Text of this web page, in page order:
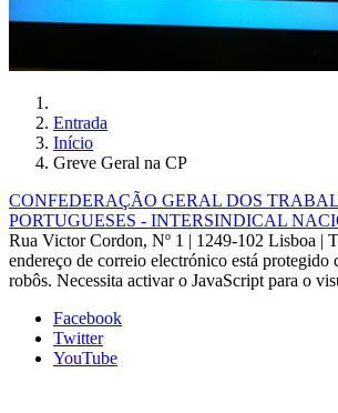
Entrada
Início
Greve Geral na CP
CONFEDERAÇÃO GERAL DOS
PORTUGUESES - INTERSINDICAL
Rua Victor Cordon, Nº 1 | 1249-102 Lisboa |
endereço de correio electrónico está protegido
robôs. Necessita activar o JavaScript para o
Facebook
Twitter
YouTube